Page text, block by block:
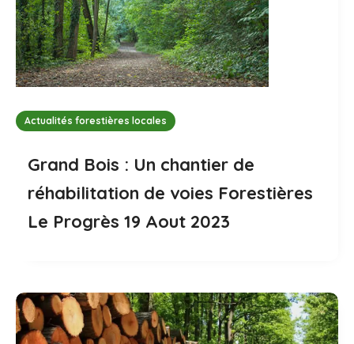
Actualités forestières locales
Grand Bois : Un chantier de
réhabilitation de voies Forestières
Le Progrès 19 Aout 2023